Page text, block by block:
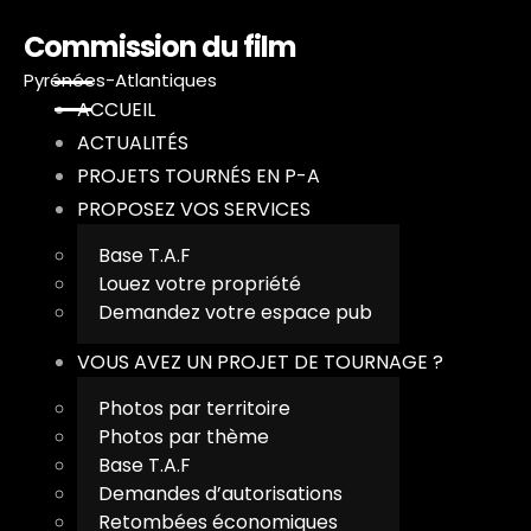
Commission du film
Pyrénées-Atlantiques
ACCUEIL
ACTUALITÉS
PROJETS TOURNÉS EN P-A
PROPOSEZ VOS SERVICES
Base T.A.F
Louez votre propriété
Demandez votre espace pub
VOUS AVEZ UN PROJET DE TOURNAGE ?
Photos par territoire
Photos par thème
Base T.A.F
Demandes d’autorisations
Retombées économiques